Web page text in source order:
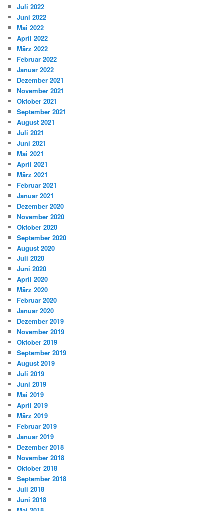
Juli 2022
Juni 2022
Mai 2022
April 2022
März 2022
Februar 2022
Januar 2022
Dezember 2021
November 2021
Oktober 2021
September 2021
August 2021
Juli 2021
Juni 2021
Mai 2021
April 2021
März 2021
Februar 2021
Januar 2021
Dezember 2020
November 2020
Oktober 2020
September 2020
August 2020
Juli 2020
Juni 2020
April 2020
März 2020
Februar 2020
Januar 2020
Dezember 2019
November 2019
Oktober 2019
September 2019
August 2019
Juli 2019
Juni 2019
Mai 2019
April 2019
März 2019
Februar 2019
Januar 2019
Dezember 2018
November 2018
Oktober 2018
September 2018
Juli 2018
Juni 2018